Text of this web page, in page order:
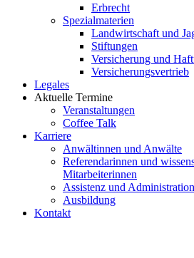
Erbrecht
Spezialmaterien
Landwirtschaft und
Stiftungen
Versicherung und
Versicherungsvertrieb
Legales
Aktuelle Termine
Veranstaltungen
Coffee Talk
Karriere
Anwältinnen und Anwälte
Referendarinnen und
Mitarbeiterinnen
Assistenz und Administration
Ausbildung
Kontakt